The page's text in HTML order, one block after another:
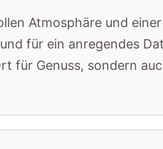
Atmosphäre und
für ein anregendes
für Genuss, sondern